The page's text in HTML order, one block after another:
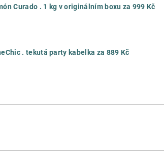
Curado . 1 kg v originálním boxu za 999 Kč
. tekutá party kabelka za 889 Kč